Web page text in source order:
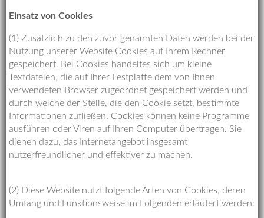
Einsatz von Cookies
(1) Zusätzlich zu den zuvor genannten Daten werden bei der
Nutzung unserer Website Cookies auf Ihrem Rechner
gespeichert. Bei Cookies handeltes sich um kleine
Textdateien, die auf Ihrer Festplatte dem von Ihnen
verwendeten Browser zugeordnet gespeichert werden und
durch welche der Stelle, die den Cookie setzt, bestimmte
Informationen zufließen. Cookies können keine Programme
ausführen oder Viren auf Ihren Computer übertragen. Sie
dienen dazu, das Internetangebot insgesamt
nutzerfreundlicher und effektiver zu machen.
(2) Diese Website nutzt folgende Arten von Cookies, deren
Umfang und Funktionsweise im Folgenden erläutert werden: